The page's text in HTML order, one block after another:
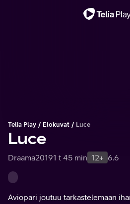
Telia Play Elokuvat Luce
Luce
Draama20191 t 45 min 12+ 6.6
Aviopari joutuu tarkastelemaan